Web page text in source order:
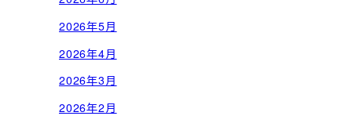
2026年5月
2026年4月
2026年3月
2026年2月